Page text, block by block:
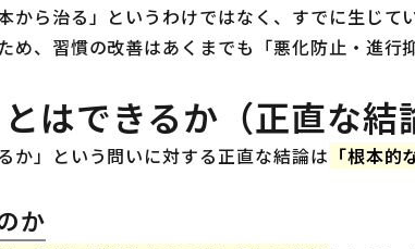
から治る」というわけではなく、すでに生じて
め、習慣の改善はあくまでも「悪化防止・進行
はできるか（正直な結
か」という問いに対する正直な結論は 「根本的
か